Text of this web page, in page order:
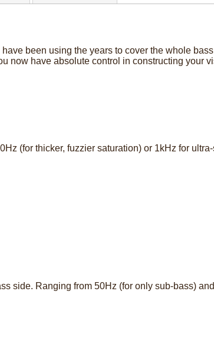
been using the years to cover the whole
now have absolute control in constructing your
(for thicker, fuzzier saturation) or 1kHz for
side. Ranging from 50Hz (for only sub-bass)